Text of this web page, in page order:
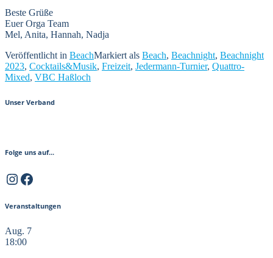
Beste Grüße
Euer Orga Team
Mel, Anita, Hannah, Nadja
Veröffentlicht in BeachMarkiert als Beach, Beachnight, Beachnight
2023, Cocktails&Musik, Freizeit, Jedermann-Turnier, Quattro-
Mixed, VBC Haßloch
Unser Verband
Folge uns auf...
Instagram
Facebook
Veranstaltungen
Aug. 7
18:00